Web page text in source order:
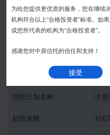
中原财富-金石9期-集
中
信托计划名称 中
起投金额 100
接受
为给您提供更优质的服务，您在继续
机构符合以上“合格投资者”标准。如
或您所代表的机构为“合格投资者”。
感谢您对中原信托的信任和支持！
接受